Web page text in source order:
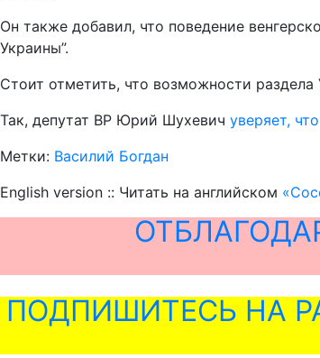
Он также добавил, что поведение
Украины”.
Стоит отметить, что возможности
Так, депутат ВР Юрий Шухевич уверяет,
Метки: Василий Богдан
English version :: Читать на английском
ПОДПИШИТЕСЬ НА